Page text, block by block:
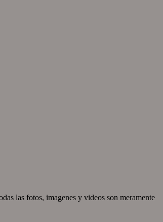
las fotos, imagenes y videos son meramente